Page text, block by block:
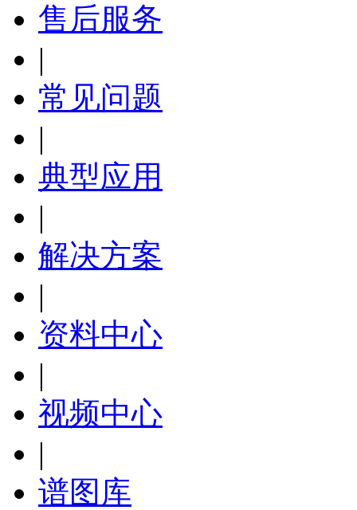
售后服务
|
常见问题
|
典型应用
|
解决方案
|
资料中心
|
视频中心
|
谱图库